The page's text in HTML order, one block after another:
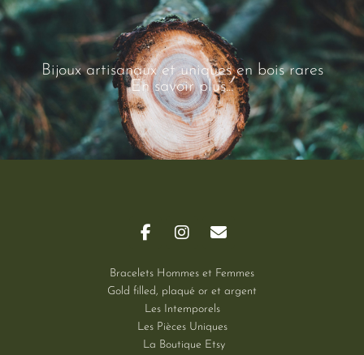
Bijoux artisanaux et uniques en bois rares
En savoir plus...
Bracelets Hommes et Femmes
Gold filled, plaqué or et argent
Les Intemporels
Les Pièces Uniques
La Boutique Etsy